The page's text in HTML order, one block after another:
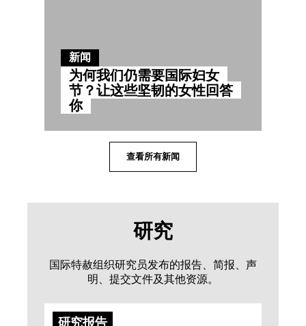
新闻
为何我们仍需要国际妇女
节？让这些坚韧的女性回答
你
查看所有新闻
研究
国际特赦组织研究员发布的报告、简报、声
明、提交文件及其他资源。
研究报告